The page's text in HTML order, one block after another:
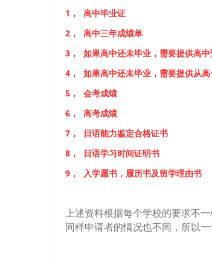
1， 高中毕业证
2， 高中三年成绩单
3， 如果高中还未毕业，需要提供高
4， 如果高中还未毕业，需要提供从
5， 会考成绩
6， 高考成绩
7， 日语能力鉴定合格证书
8， 日语学习时间证明书
9， 入学愿书，履历书及留学理由书
上述资料根据每个学校的要求不
同样申请者的情况也不同，所以